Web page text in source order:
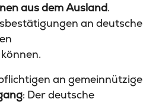
aus dem Ausland.
an deutsche
an gemeinnützige
: Der deutsche